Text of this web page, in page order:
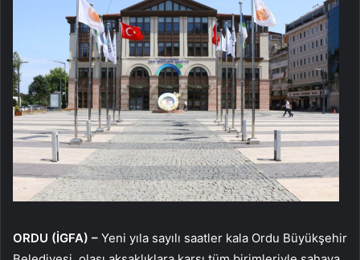
ORDU (İGFA) – Yeni yıla sayılı saatler kala Ordu Büyükşehir